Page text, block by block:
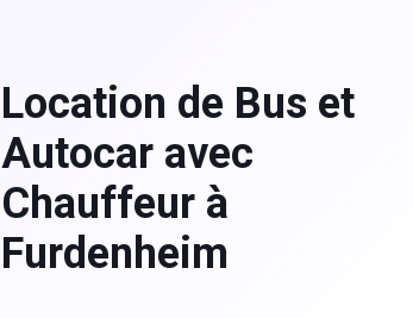
Location de Bus et
Autocar avec
Chauffeur à
Furdenheim